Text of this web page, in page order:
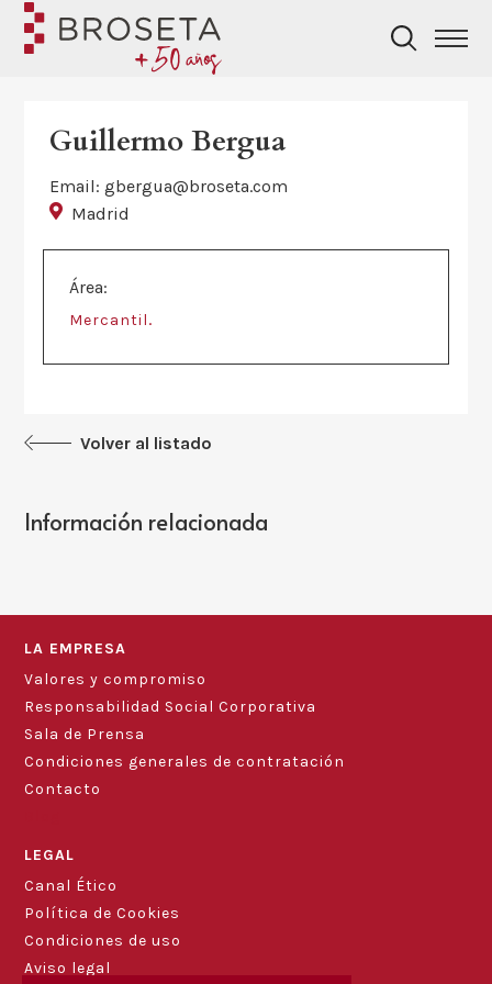
Volver al listado
Guillermo Bergua
Email: gbergua@broseta.com
Madrid
Área:
Mercantil.
Información relacionada
LA EMPRESA
Valores y compromiso
Responsabilidad Social Corporativa
Sala de Prensa
Condiciones generales de contratación
Contacto
LEGAL
Canal Ético
Política de Cookies
Condiciones de uso
Aviso legal